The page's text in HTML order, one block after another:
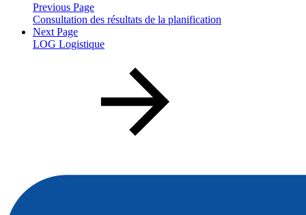
Previous Page
Consultation des résultats de la planification
Next Page
LOG Logistique